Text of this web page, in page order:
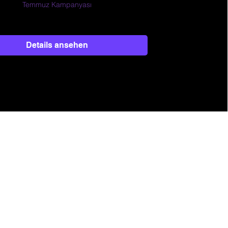
Temmuz Kampanyası
Details ansehen